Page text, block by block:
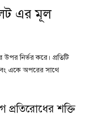
এর মূল
নির্ভর করে। প্রতিটি
একে অপরের সাথে
প্রতিরোধের শক্তি